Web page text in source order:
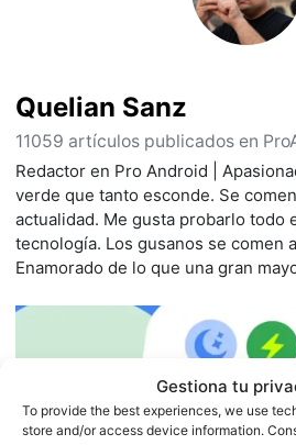
Gestiona tu
To provide the best experiences, we use
store and/or access device information.
Quelian Sanz
11059 artículos publicados en
Redactor en Pro Android |
verde que tanto esconde. Se
actualidad. Me gusta probarlo todo
tecnología. Los gusanos se comen
Enamorado de lo que una gran